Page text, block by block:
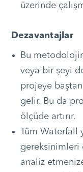
üzerinde
Dezavantajlar
Bu
veya bir şeyi
projeye
gelir. Bu da
ölçüde artırır.
Tüm Waterfall
gereksinimleri
analiz